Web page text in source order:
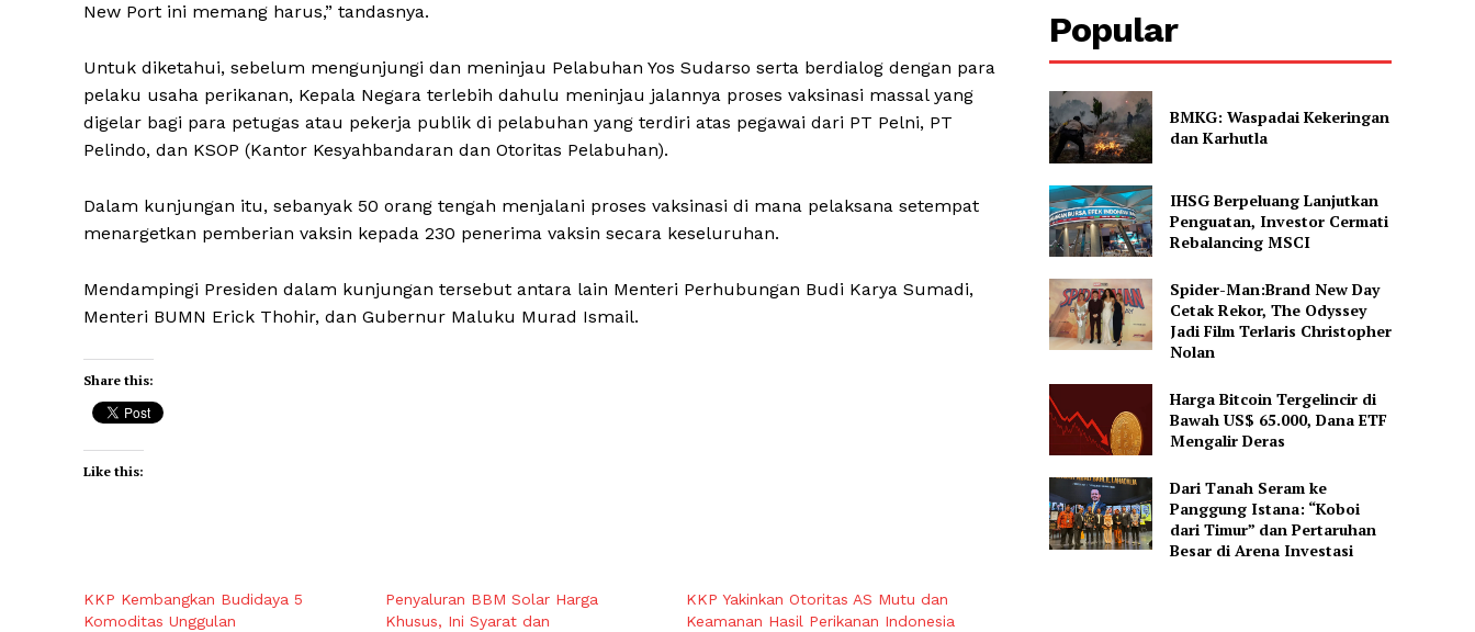
New Port ini memang harus,” tandasnya.
Untuk diketahui, sebelum mengunjungi dan meninjau Pelabuhan Yos Sudarso serta berdialog dengan para
pelaku usaha perikanan, Kepala Negara terlebih dahulu meninjau jalannya proses vaksinasi massal yang
digelar bagi para petugas atau pekerja publik di pelabuhan yang terdiri atas pegawai dari PT Pelni, PT
Pelindo, dan KSOP (Kantor Kesyahbandaran dan Otoritas Pelabuhan).
Dalam kunjungan itu, sebanyak 50 orang tengah menjalani proses vaksinasi di mana pelaksana setempat
menargetkan pemberian vaksin kepada 230 penerima vaksin secara keseluruhan.
Mendampingi Presiden dalam kunjungan tersebut antara lain Menteri Perhubungan Budi Karya Sumadi,
Menteri BUMN Erick Thohir, dan Gubernur Maluku Murad Ismail.
Share this:
Like this:
KKP Kembangkan Budidaya 5
Komoditas Unggulan
Penyaluran BBM Solar Harga
Khusus, Ini Syarat dan
KKP Yakinkan Otoritas AS Mutu dan
Keamanan Hasil Perikanan Indonesia
Popular
BMKG: Waspadai Kekeringan
dan Karhutla
IHSG Berpeluang Lanjutkan
Penguatan, Investor Cermati
Rebalancing MSCI
Spider-Man:Brand New Day
Cetak Rekor, The Odyssey
Jadi Film Terlaris Christopher
Nolan
Harga Bitcoin Tergelincir di
Bawah US$ 65.000, Dana ETF
Mengalir Deras
Dari Tanah Seram ke
Panggung Istana: “Koboi
dari Timur” dan Pertaruhan
Besar di Arena Investasi